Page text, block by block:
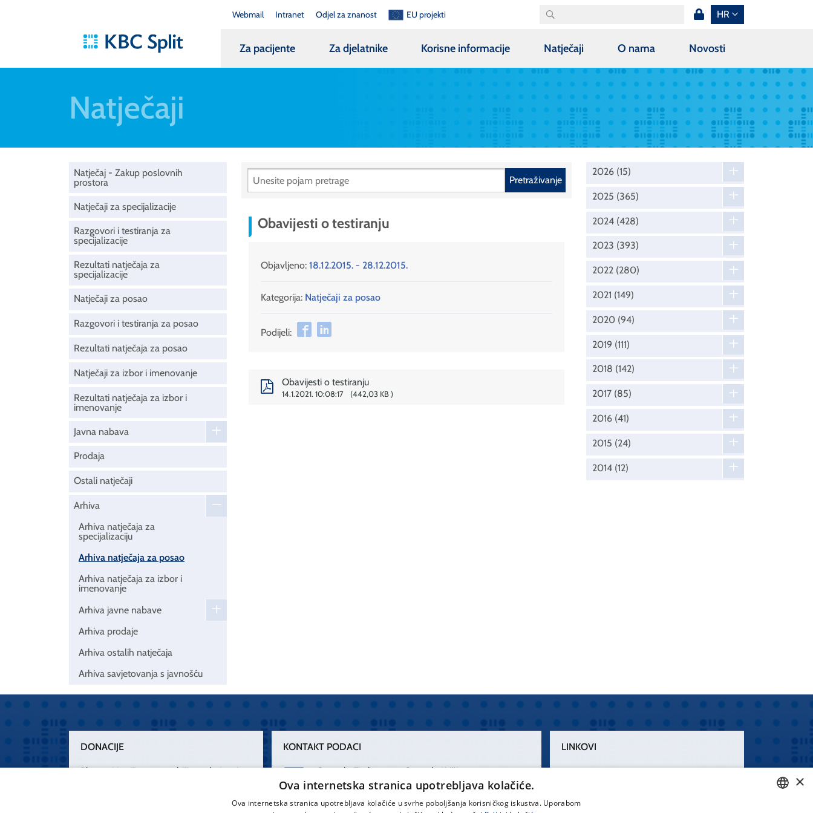
Webmail Intranet Odjel za znanost EU projekti HR
Za pacijente Za djelatnike Korisne informacije Natječaji O nama Novosti
Natječaji
Natječaj - Zakup poslovnih
prostora
Natječaji za specijalizacije
Razgovori i testiranja za
specijalizacije
Rezultati natječaja za
specijalizacije
Natječaji za posao
Razgovori i testiranja za posao
Rezultati natječaja za posao
Natječaji za izbor i imenovanje
Rezultati natječaja za izbor i
imenovanje
Javna nabava
Prodaja
Ostali natječaji
Arhiva
Arhiva natječaja za
specijalizaciju
Arhiva natječaja za posao
Arhiva natječaja za izbor i
imenovanje
Arhiva javne nabave
Arhiva prodaje
Arhiva ostalih natječaja
Arhiva savjetovanja s javnošću
Pretraživanje
Obavijesti o testiranju
Objavljeno: 18.12.2015. - 28.12.2015.
Kategorija: Natječaji za posao
Podijeli:
Obavijesti o testiranju
14.1.2021. 10:08:17 442,03 KB
2026 (15)
2025 (365)
2024 (428)
2023 (393)
2022 (280)
2021 (149)
2020 (94)
2019 (111)
2018 (142)
2017 (85)
2016 (41)
2015 (24)
2014 (12)
DONACIJE
Plemenitim činom nesebičnog darivanja
„Zarazimo“ se dobrotom, donirajmo od
KONTAKT PODACI
Centrala Firule
021 556 111
Centrala Križine
021 557 111
LINKOVI
×
Ova internetska stranica upotrebljava kolačiće.
Ova internetska stranica upotrebljava kolačiće u svrhe poboljšanja korisničkog iskustva. Uporabom